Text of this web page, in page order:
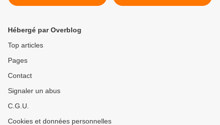
dessins sur l’Allemagne : le
Forcadell >
Hébergé par Overblog
Top articles
Pages
Contact
Signaler un abus
C.G.U.
Cookies et données personnelles